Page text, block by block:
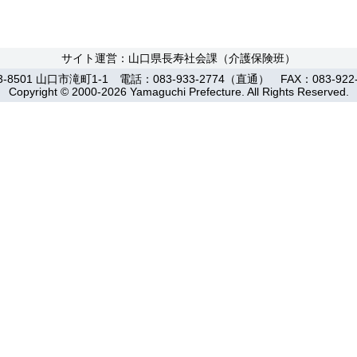
サイト運営：山口県長寿社会課（介護保険班）
8501 山口市滝町1-1 電話：083-933-2774（直通） FAX：083-
Copyright © 2000-2026 Yamaguchi Prefecture. All Rights Reserved.